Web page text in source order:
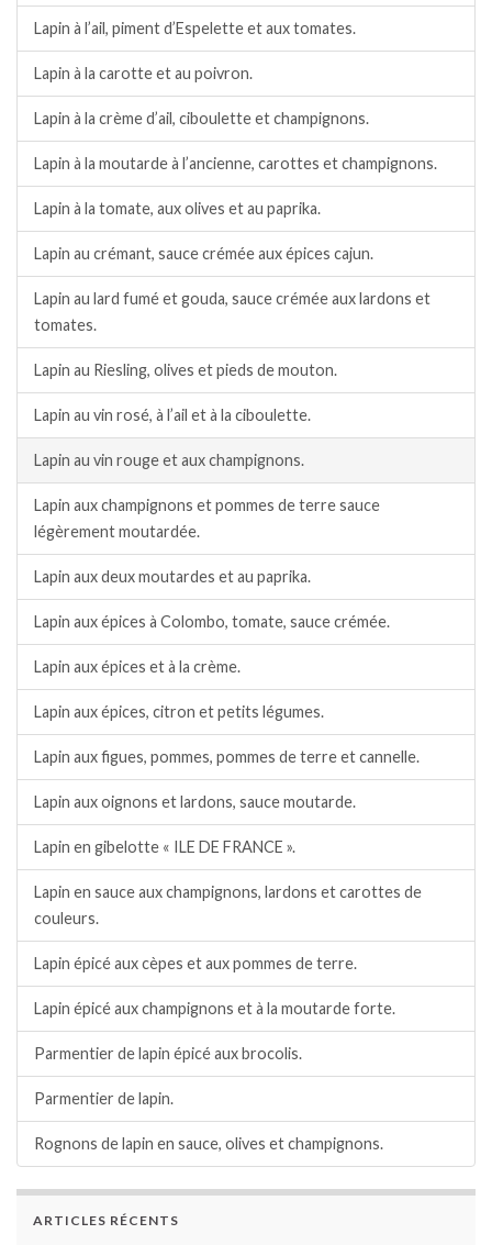
Lapin à l’ail, piment d’Espelette et aux tomates.
Lapin à la carotte et au poivron.
Lapin à la crème d’ail, ciboulette et champignons.
Lapin à la moutarde à l’ancienne, carottes et champignons.
Lapin à la tomate, aux olives et au paprika.
Lapin au crémant, sauce crémée aux épices cajun.
Lapin au lard fumé et gouda, sauce crémée aux lardons et
tomates.
Lapin au Riesling, olives et pieds de mouton.
Lapin au vin rosé, à l’ail et à la ciboulette.
Lapin au vin rouge et aux champignons.
Lapin aux champignons et pommes de terre sauce
légèrement moutardée.
Lapin aux deux moutardes et au paprika.
Lapin aux épices à Colombo, tomate, sauce crémée.
Lapin aux épices et à la crème.
Lapin aux épices, citron et petits légumes.
Lapin aux figues, pommes, pommes de terre et cannelle.
Lapin aux oignons et lardons, sauce moutarde.
Lapin en gibelotte « ILE DE FRANCE ».
Lapin en sauce aux champignons, lardons et carottes de
couleurs.
Lapin épicé aux cèpes et aux pommes de terre.
Lapin épicé aux champignons et à la moutarde forte.
Parmentier de lapin épicé aux brocolis.
Parmentier de lapin.
Rognons de lapin en sauce, olives et champignons.
ARTICLES RÉCENTS